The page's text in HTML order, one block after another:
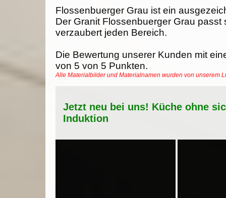
Flossenbuerger Grau ist ein
Der Granit Flossenbuerger Grau passt
verzaubert jeden Bereich.
Die Bewertung unserer Kunden mit
von 5 von 5 Punkten.
Alle Materialbilder und Materialnamen wurden von unserem
Jetzt neu bei uns! Küche ohne
Induktion